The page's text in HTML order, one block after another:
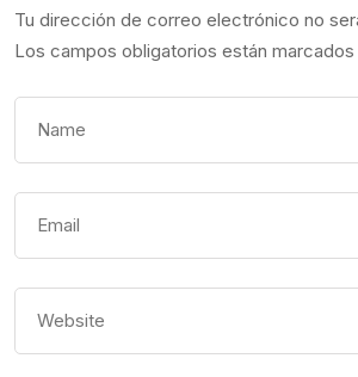
Tu dirección de correo electrónico no
Los campos obligatorios están